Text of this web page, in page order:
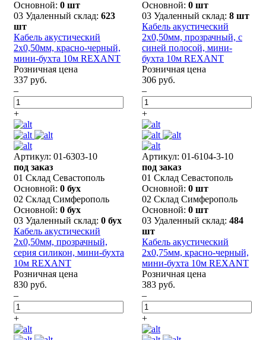
Основной: 0 шт
03 Удаленный склад: 623
шт
Кабель акустический
2х0,50мм, красно-черный,
мини-бухта 10м REXANT
Розничная цена
337 руб.
–
+
Основной: 0 шт
03 Удаленный склад: 8 шт
Кабель акустический
2х0,50мм, прозрачный, с
синей полосой, мини-
бухта 10м REXANT
Розничная цена
306 руб.
–
+
Артикул: 01-6303-10
под заказ
01 Склад Севастополь
Основной: 0 бух
02 Склад Симферополь
Основной: 0 бух
03 Удаленный склад: 0 бух
Кабель акустический
2х0,50мм, прозрачный,
серия силикон, мини-бухта
10м REXANT
Розничная цена
830 руб.
–
+
Артикул: 01-6104-3-10
под заказ
01 Склад Севастополь
Основной: 0 шт
02 Склад Симферополь
Основной: 0 шт
03 Удаленный склад: 484
шт
Кабель акустический
2х0,75мм, красно-черный,
мини-бухта 10м REXANT
Розничная цена
383 руб.
–
+